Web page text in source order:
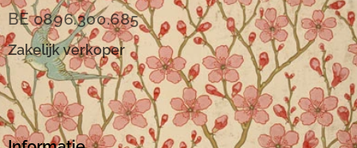
BE 0896.300.685
Zakelijk verkoper